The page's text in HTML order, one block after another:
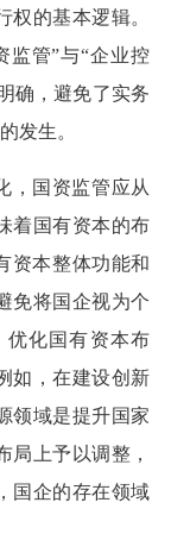
的基本逻辑。
监管”与“企业控
确，避免了实务
发生。
，国资监管应从
着国有资本的布
资本整体功能和
免将国企视为个
优化国有资本布
如，在建设创新
领域是提升国家
局上予以调整，
国企的存在领域